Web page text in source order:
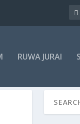
RUWA JURAI